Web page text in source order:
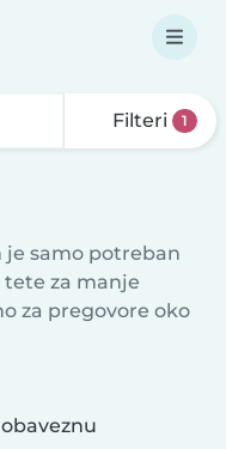
Filteri 1
je samo potreban
za manje
za pregovore oko